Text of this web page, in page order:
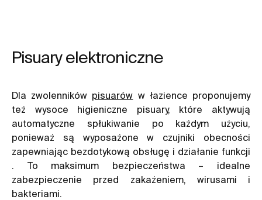
Pisuary elektroniczne
Dla zwolenników pisuarów w łazience proponujemy
też wysoce higieniczne pisuary, które aktywują
automatyczne spłukiwanie po każdym użyciu,
ponieważ są wyposażone w czujniki obecności
zapewniając bezdotykową obsługę i działanie funkcji
. To maksimum bezpieczeństwa – idealne
zabezpieczenie przed zakażeniem, wirusami i
bakteriami.